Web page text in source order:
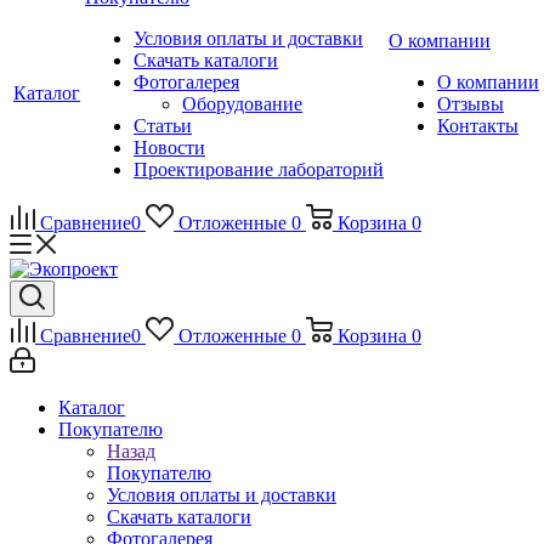
Каталог
Условия оплаты и доставки
Скачать каталоги
Фотогалерея
Оборудование
Статьи
Новости
Проектирование лабораторий
О компании
О компании
Отзывы
Контакты
Сравнение0 Отложенные 0 Корзина 0
Сравнение0 Отложенные 0 Корзина 0
Каталог
Покупателю
Назад
Покупателю
Условия оплаты и доставки
Скачать каталоги
Фотогалерея